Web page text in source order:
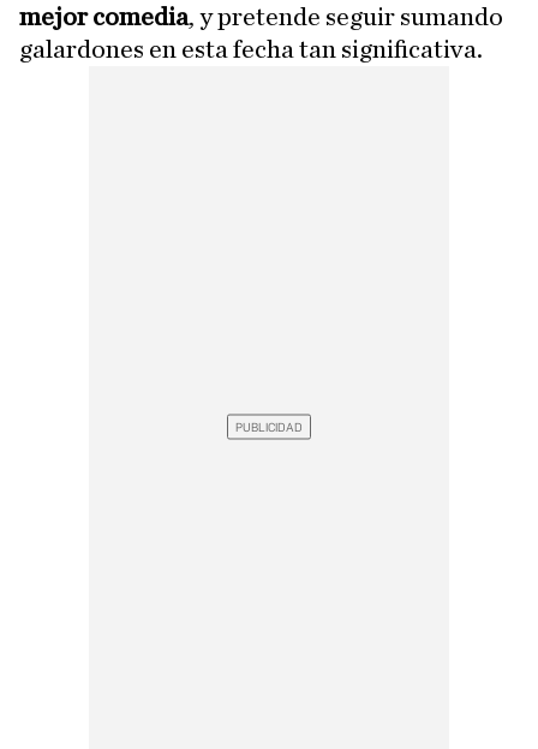
mejor comedia, y pretende seguir sumando
galardones en esta fecha tan significativa.